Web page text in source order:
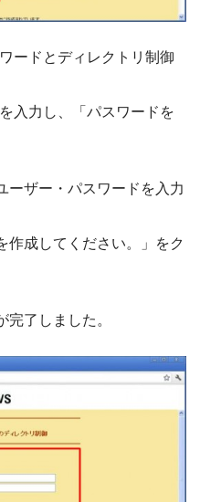
ードとディレクトリ制御
入力し、「パスワードを
ーザー・パスワードを入力
作成してください。」をク
了しました。